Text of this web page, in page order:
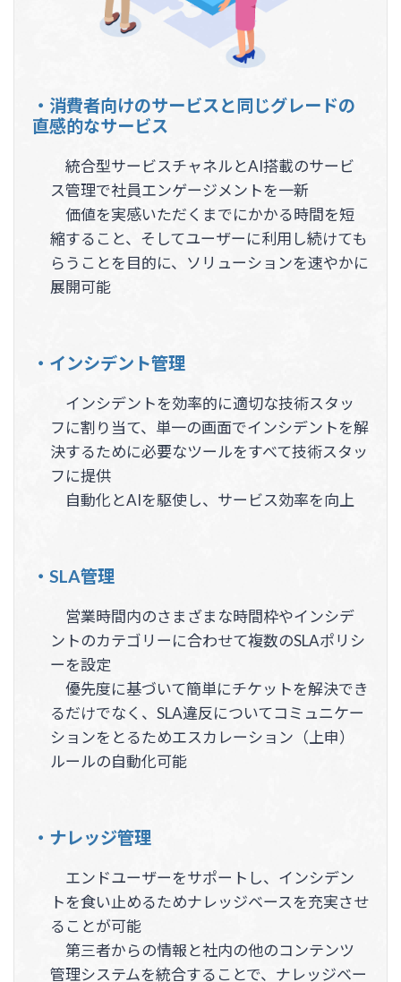
・消費者向けのサービスと同じグレードの
直感的なサービス
統合型サービスチャネルとAI搭載のサービ
ス管理で社員エンゲージメントを一新
価値を実感いただくまでにかかる時間を短
縮すること、そしてユーザーに利用し続けても
らうことを目的に、ソリューションを速やかに
展開可能
・インシデント管理
インシデントを効率的に適切な技術スタッ
フに割り当て、単一の画面でインシデントを解
決するために必要なツールをすべて技術スタッ
フに提供
自動化とAIを駆使し、サービス効率を向上
・SLA管理
営業時間内のさまざまな時間枠やインシデ
ントのカテゴリーに合わせて複数のSLAポリシ
ーを設定
優先度に基づいて簡単にチケットを解決でき
るだけでなく、SLA違反についてコミュニケー
ションをとるためエスカレーション（上申）
ルールの自動化可能
・ナレッジ管理
エンドユーザーをサポートし、インシデン
トを食い止めるためナレッジベースを充実させ
ることが可能
第三者からの情報と社内の他のコンテンツ
管理システムを統合することで、ナレッジベー